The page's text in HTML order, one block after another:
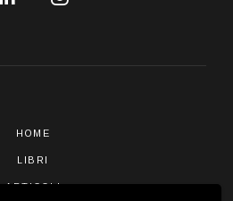
HOME
LIBRI
ARTICOLI